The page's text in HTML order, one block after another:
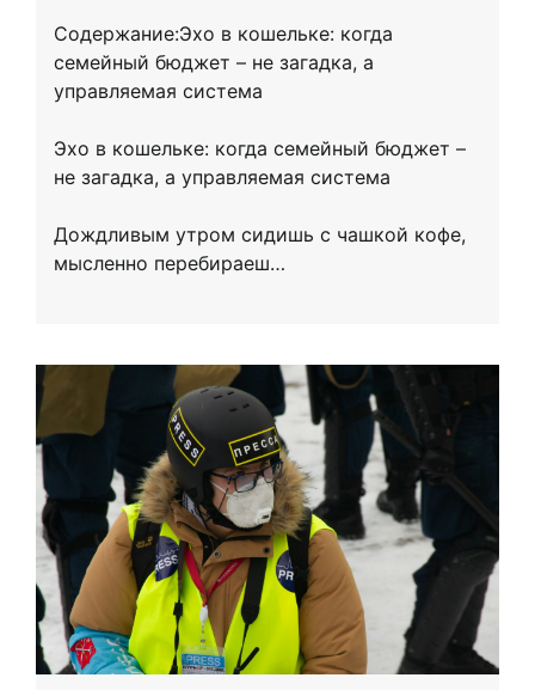
Содержание:Эхо в кошельке: когда
семейный бюджет – не загадка, а
управляемая система
Эхо в кошельке: когда семейный бюджет –
не загадка, а управляемая система
Дождливым утром сидишь с чашкой кофе,
мысленно перебираеш…